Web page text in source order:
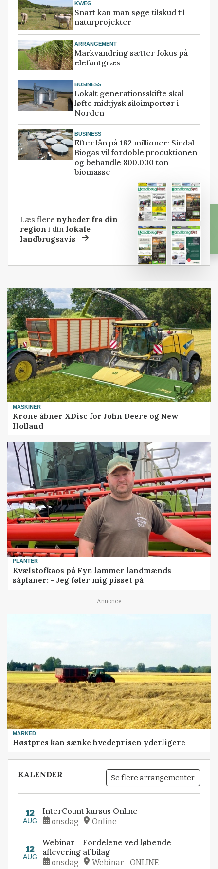
KVÆG
Snart kan man søge tilskud til
naturprojekter
ARRANGEMENT
Markvandring sætter fokus på
elefantgræs
BUSINESS
Lokalt generationsskifte skal
løfte midtjysk siloimportør i
Norden
BUSINESS
Efter lån på 182 millioner: Sindal
Biogas vil fordoble produktionen
og behandle 800.000 ton
biomasse
Læs flere nyheder fra din
region i dinlokale
landbrugsavis
MASKINER
Krone åbner XDisc for John Deere og New
Holland
PLANTER
Kvælstofkaos på Fyn lammer landmænds
såplaner: - Jeg føler mig pisset på
Annonce
MARKED
Høstpres kan sænke hvedeprisen yderligere
KALENDER Se flere arrangementer
12
AUG
InterCount kursus Online
onsdag Online
12
AUG
Webinar – Fordelene ved løbende
aflevering af bilag
onsdag Webinar - ONLINE